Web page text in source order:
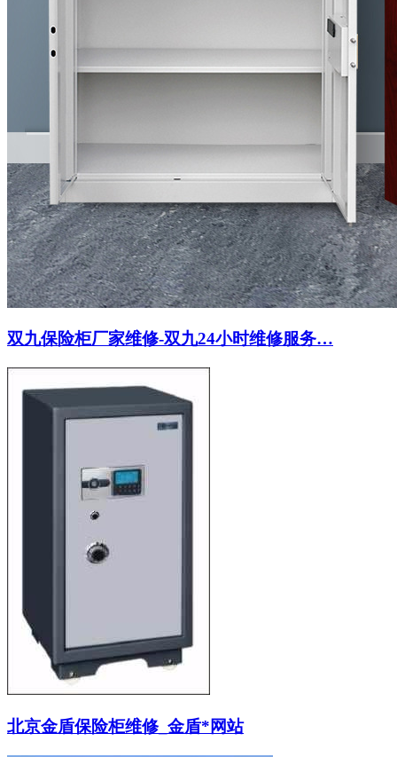
双九保险柜厂家维修-双九24小时维修服务…
北京金盾保险柜维修_金盾*网站